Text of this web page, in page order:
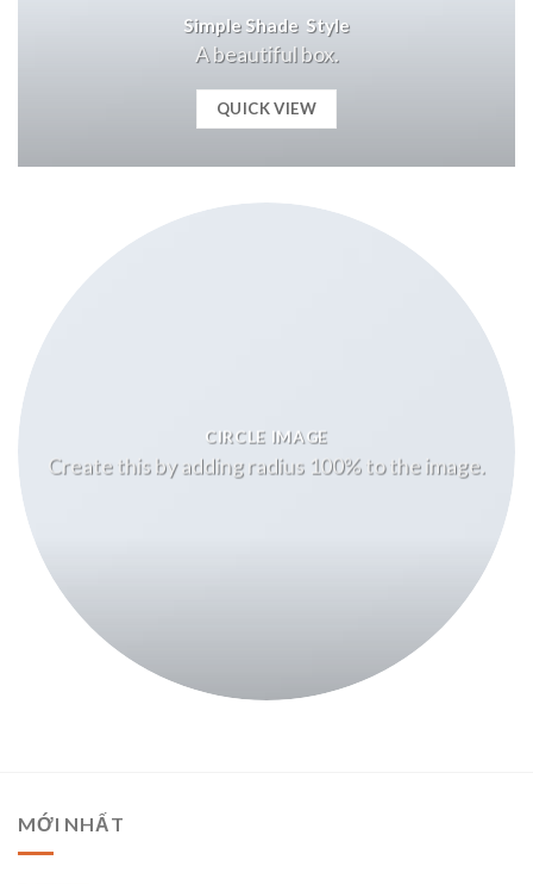
Simple Shade Style
A beautiful box.
QUICK VIEW
CIRCLE IMAGE
Create this by adding radius 100% to the image.
MỚI NHẤT